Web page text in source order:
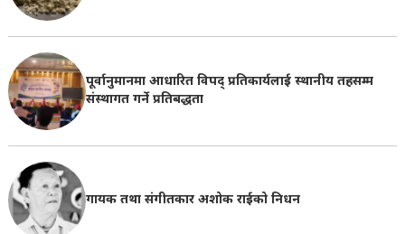
पूर्वानुमानमा आधारित विपद् प्रतिकार्यलाई स्थानीय तहसम्म
संस्थागत गर्ने प्रतिबद्धता
गायक तथा संगीतकार अशोक राईको निधन